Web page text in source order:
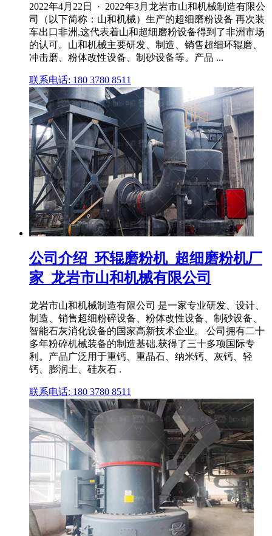
2022年4月22日 · 2022年3月龙岩市山和机械制造有限公
司（以下简称：山和机械）生产的超细磨粉设备 再次装
车出口非洲,这代表着山和超细磨粉设备得到了非洲市场
的认可。山和机械主要研发、制造、销售超细环辊磨、
冲击磨、粉体改性设备、制砂设备等。产品 ...
联系电话: 180 3780 8511
公司介绍_环辊磨粉机_超细磨粉机厂
家_龙岩市山和机械有限公司
龙岩市山和机械制造有限公司 是一家专业研发、设计、
制造、销售超细粉碎设备、粉体改性设备、制砂设备、
智能石灰消化设备的国家高新技术企业。 公司拥有二十
多年粉碎机械装备的制造基础,获得了三十多项国际专
利。产品广泛用于重钙、重晶石、纳米钙、灰钙、轻
钙、膨润土、硅灰石 .
联系电话: 180 3780 8511